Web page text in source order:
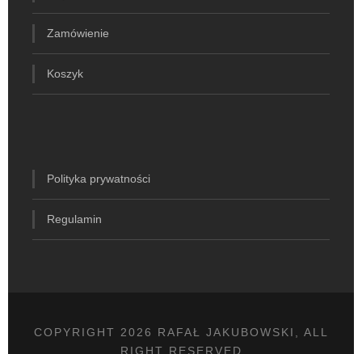
Zamówienie
Koszyk
Polityka prywatności
Regulamin
COPYRIGHT 2026 RAFAŁ JAKUBOWSKI, ALL
RIGHT RESERVED